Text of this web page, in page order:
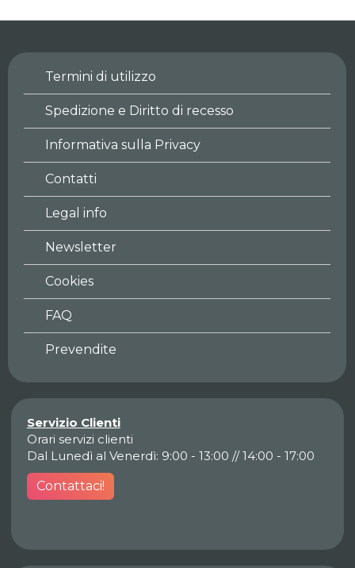
Termini di utilizzo
Spedizione e Diritto di recesso
Informativa sulla Privacy
Contatti
Legal info
Newsletter
Cookies
FAQ
Prevendite
Servizio Clienti
Orari servizi clienti
Dal Lunedì al Venerdì: 9:00 - 13:00 // 14:00 - 17:00
Contattaci!